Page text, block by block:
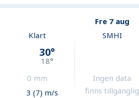
Fre 7 aug
Klart
30°
18°
0 mm
3 (7) m/s
SMHI
Ingen data
finns tillgänglig